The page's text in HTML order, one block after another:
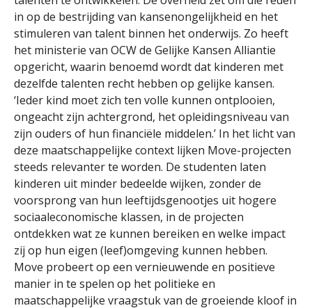
in op de bestrijding van kansenongelijkheid en het
stimuleren van talent binnen het onderwijs. Zo heeft
het ministerie van OCW de Gelijke Kansen Alliantie
opgericht, waarin benoemd wordt dat kinderen met
dezelfde talenten recht hebben op gelijke kansen.
‘Ieder kind moet zich ten volle kunnen ontplooien,
ongeacht zijn achtergrond, het opleidingsniveau van
zijn ouders of hun financiële middelen.’ In het licht van
deze maatschappelijke context lijken Move-projecten
steeds relevanter te worden. De studenten laten
kinderen uit minder bedeelde wijken, zonder de
voorsprong van hun leeftijdsgenootjes uit hogere
sociaaleconomische klassen, in de projecten
ontdekken wat ze kunnen bereiken en welke impact
zij op hun eigen (leef)omgeving kunnen hebben.
Move probeert op een vernieuwende en positieve
manier in te spelen op het politieke en
maatschappelijke vraagstuk van de groeiende kloof in